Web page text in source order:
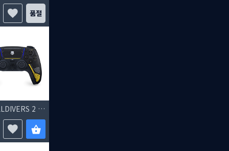
품절
듀얼센스 무선 컨트롤러 - HELLDIVERS 2 한정판 + 헬다이버즈 2